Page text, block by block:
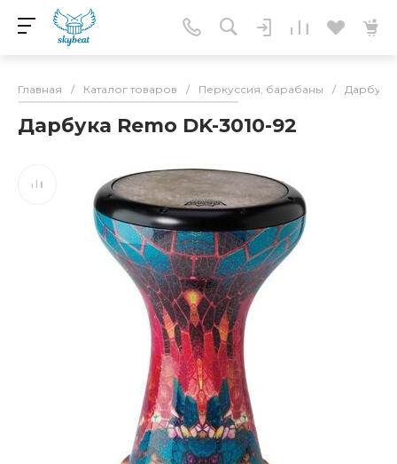
Главная / Каталог товаров / Перкуссия, барабаны /
Дарбука Remo DK-3010-92